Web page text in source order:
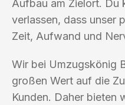
Aufbau am Zielort. Du
verlassen, dass unser
Zeit, Aufwand und
Wir bei Umzugskönig
großen Wert auf die
Kunden. Daher bieten